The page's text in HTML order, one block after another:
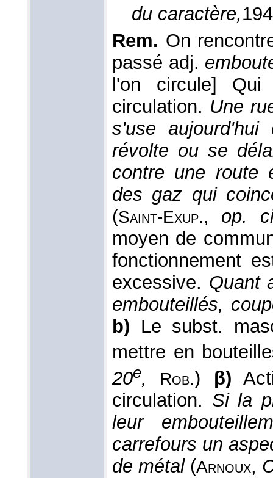
du caractère,
Rem. On
passé adj.
l'on circule]
circulation. Une
s'use
révolte ou se
contre une route
des gaz qui
(Saint-Exup., op.
moyen de
fonctionnement
excessive. Quant
embouteillés,
b) Le subst.
mettre en
20e, Rob.) β)
circulation. Si la
leur
carrefours un
de métal(Arnoux,